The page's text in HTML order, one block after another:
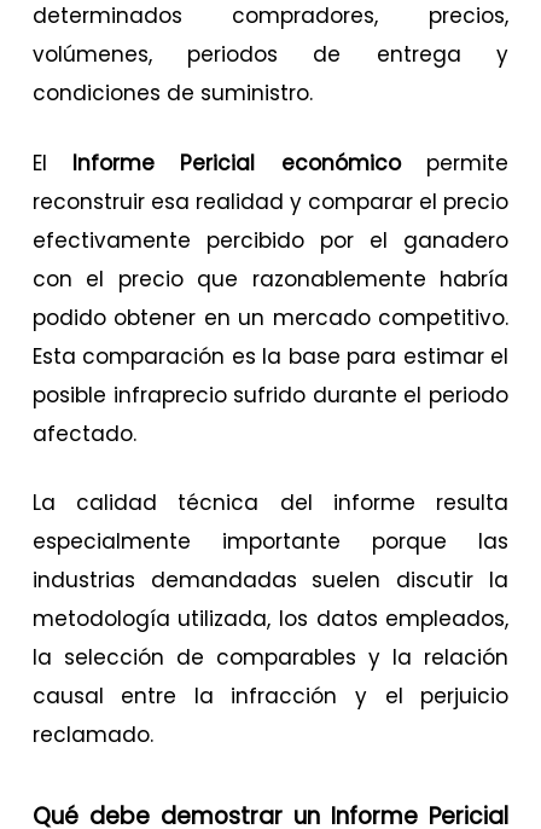
determinados compradores, precios,
volúmenes, periodos de entrega y
condiciones de suministro.
El Informe Pericial económicopermite
reconstruir esa realidad y comparar el precio
efectivamente percibido por el ganadero
con el precio que razonablemente habría
podido obtener en un mercado competitivo.
Esta comparación es la base para estimar el
posible infraprecio sufrido durante el periodo
afectado.
La calidad técnica del informe resulta
especialmente importante porque las
industrias demandadas suelen discutir la
metodología utilizada, los datos empleados,
la selección de comparables y la relación
causal entre la infracción y el perjuicio
reclamado.
Qué debe demostrar un Informe Pericial